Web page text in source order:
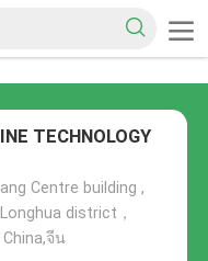
TECHNOLOGY
Centre building ,
district，
จีน